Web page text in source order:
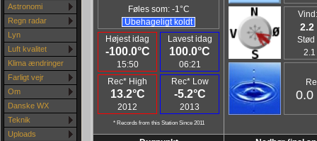
Astronomi
Regn radar
Lyn
Luft kvalitet
Klima ændringer
Farligt vejr
Om
Danske WX
Teknik
Uploads
Føles som: -1°C
Ubehageligt koldt
Højest idag
-100.0°C
15:50
Lavest idag
100.0°C
06:21
Rec* High
13.2°C
2012
Rec* Low
-5.2°C
2013
* Records from this Station Since 2011
2.2
Stød
2.1
0.0